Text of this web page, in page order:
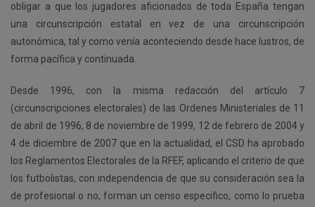
obligar a que los jugadores aficionados de toda España tengan
una circunscripción estatal en vez de una circunscripción
autonómica, tal y como venía aconteciendo desde hace lustros, de
forma pacífica y continuada.
Desde 1996, con la misma redacción del artículo 7
(circunscripciones electorales) de las Ordenes Ministeriales de 11
de abril de 1996, 8 de noviembre de 1999, 12 de febrero de 2004 y
4 de diciembre de 2007 que en la actualidad, el CSD ha aprobado
los Reglamentos Electorales de la RFEF, aplicando el criterio de que
los futbolistas, con independencia de que su consideración sea la
de profesional o no, forman un censo especifico, como lo prueba